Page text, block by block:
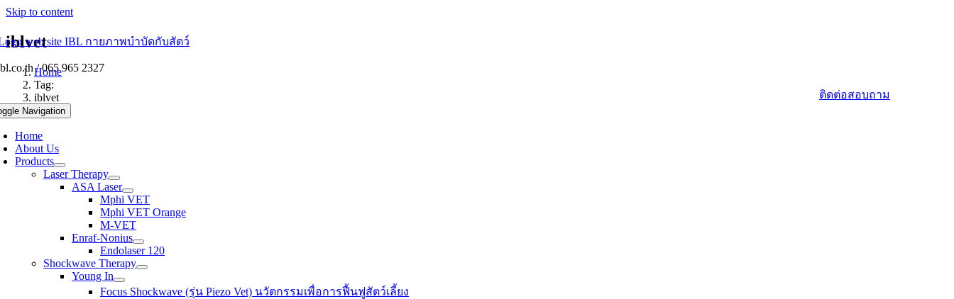
Skip to content
/ 065 965 2327
ติดต่อสอบถาม
Navigation
Home
About Us
Products
Laser Therapy
ASA Laser
Mphi VET
Mphi VET Orange
M-VET
Enraf-Nonius
Endolaser 120
Shockwave Therapy
Young In
Focus Shockwave (รุ่น Piezo Vet) นวัตกรรมเพื่อการฟื้นฟูสัตว์เลี้ยง
iblvet
Home
Tag:
iblvet